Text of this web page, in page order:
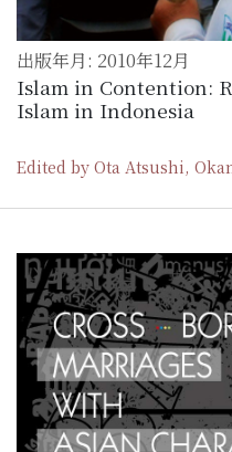
出版年月: 2010年12月
Islam in Contention:
Islam in Indonesia
Edited by Ota Atsushi,